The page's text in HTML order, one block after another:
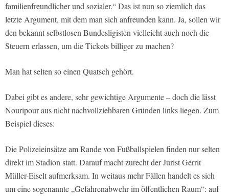
familienfreundlicher und sozialer.“ Das ist nun so ziemlich das
letzte Argument, mit dem man sich anfreunden kann. Ja, sollen wir
den bekannt selbstlosen Bundesligisten vielleicht auch noch die
Steuern erlassen, um die Tickets billiger zu machen?
Man hat selten so einen Quatsch gehört.
Dabei gibt es andere, sehr gewichtige Argumente – doch die lässt
Nouripour aus nicht nachvollziehbaren Gründen links liegen. Zum
Beispiel dieses:
Die Polizeieinsätze am Rande von Fußballspielen finden nur selten
direkt im Stadion statt. Darauf macht zurecht der Jurist Gerrit
Müller-Eiselt aufmerksam. In weitaus mehr Fällen handelt es sich
um eine sogenannte „Gefahrenabwehr im öffentlichen Raum“: auf